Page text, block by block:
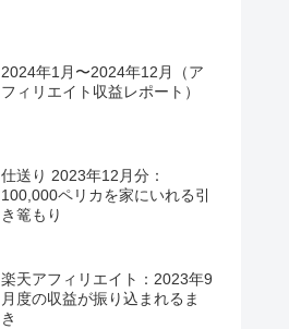
2024年1月〜2024年12月（ア
フィリエイト収益レポート）
仕送り 2023年12月分：
100,000ペリカを家にいれる引
き篭もり
楽天アフィリエイト：2023年9
月度の収益が振り込まれるま
き